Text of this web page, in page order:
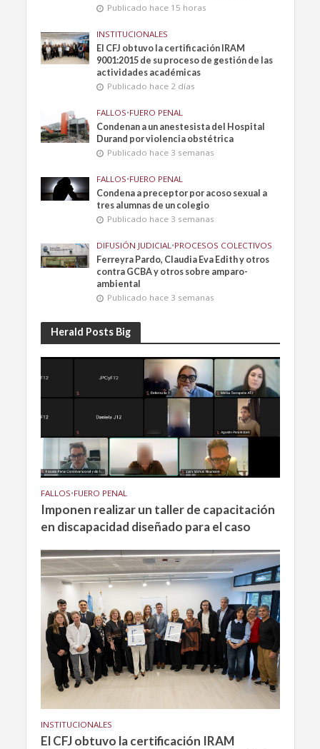
Publicado hace 15 horas
INSTITUCIONALES
El CFJ obtuvo la certificación IRAM
9001:2015 de su proceso de gestión de las
actividades académicas
Publicado hace 2 días
FALLOS•FUERO PENAL
Condenan a un anestesista del Hospital
Durand por violencia obstétrica
Publicado hace 3 semanas
FALLOS•FUERO PENAL
Condena a preceptor por acoso sexual a
tres alumnas de un colegio
Publicado hace 3 semanas
DIFUSIÓN JUDICIAL •PROCESOS COLECTIVOS
Ferreyra Pardo, Claudia Eva Edith y otros
contra GCBA y otros sobre amparo-
ambiental
Publicado hace 3 semanas
Herald Posts Big
FALLOS•FUERO PENAL
Imponen realizar un taller de capacitación
en discapacidad diseñado para el caso
INSTITUCIONALES
El CFJ obtuvo la certificación IRAM